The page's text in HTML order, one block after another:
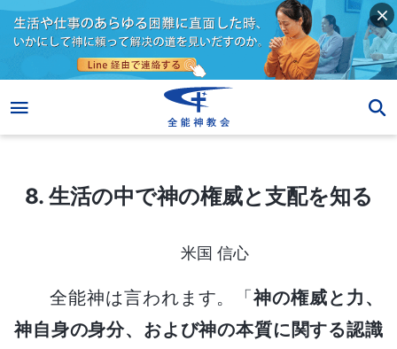
8. 生活の中で神の権威と支配を知る
8. 生活の中で神の権威と支配を知る
米国 信心
全能神は言われます。「神の権威と力、
神自身の身分、および神の本質に関する認識